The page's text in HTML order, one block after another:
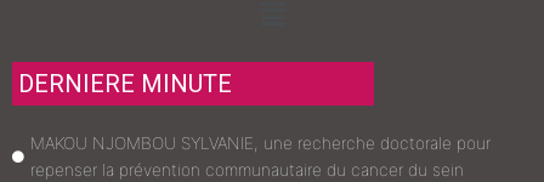
DERNIERE MINUTE
MAKOU NJOMBOU SYLVANIE, une recherche doctorale pour
repenser la prévention communautaire du cancer du sein